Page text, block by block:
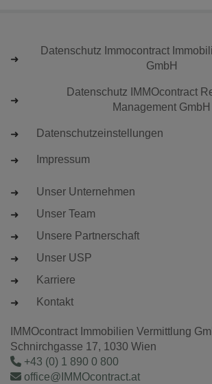
Datenschutz Immocontract
GmbH
Datenschutz IMMOcontract
Management GmbH
Datenschutzeinstellungen
Impressum
Unser Unternehmen
Unser Team
Unsere Partnerschaft
Unser USP
Karriere
Kontakt
IMMOcontract Immobilien Vermittlung
Schnirchgasse 17, 1030 Wien
+43 (0) 1 890 0 800
office@IMMOcontract.at